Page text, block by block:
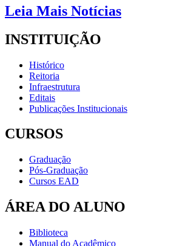
Leia Mais Notícias
INSTITUIÇÃO
Histórico
Reitoria
Infraestrutura
Editais
Publicações Institucionais
CURSOS
Graduação
Pós-Graduação
Cursos EAD
ÁREA DO ALUNO
Biblioteca
Manual do Acadêmico